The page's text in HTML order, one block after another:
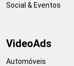
Social & Eventos
VideoAds
Automóveis